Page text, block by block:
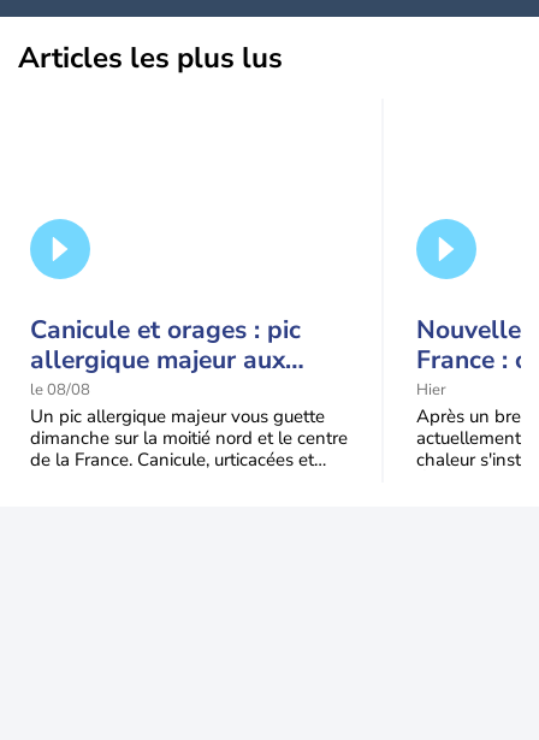
Articles les plus lus
Canicule et orages : pic
allergique majeur aux
urticacées sur la moitié
nord
le 08/08
Un pic allergique majeur vous guette
dimanche sur la moitié nord et le centre
de la France. Canicule, urticacées et
Nouvelle
France :
Hier
Après un bref
actuellement,
chaleur